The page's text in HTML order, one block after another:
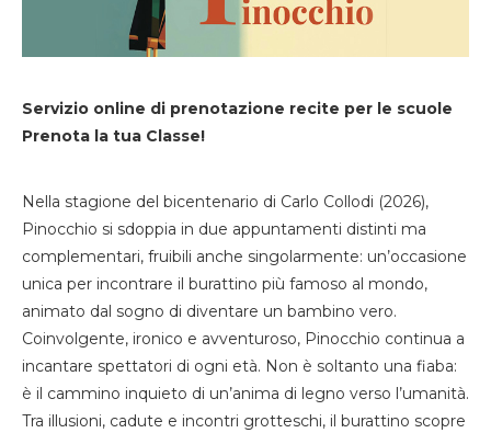
Servizio online di prenotazione recite per le scuole
Prenota la tua Classe!
Nella stagione del bicentenario di Carlo Collodi (2026),
Pinocchio si sdoppia in due appuntamenti distinti ma
complementari, fruibili anche singolarmente: un’occasione
unica per incontrare il burattino più famoso al mondo,
animato dal sogno di diventare un bambino vero.
Coinvolgente, ironico e avventuroso, Pinocchio continua a
incantare spettatori di ogni età. Non è soltanto una fiaba:
è il cammino inquieto di un’anima di legno verso l’umanità.
Tra illusioni, cadute e incontri grotteschi, il burattino scopre